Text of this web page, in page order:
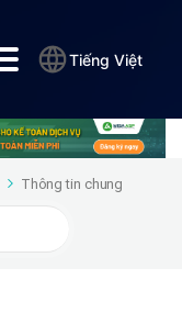
Tiếng Việt
Thông tin chung